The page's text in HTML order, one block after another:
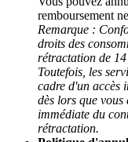
remboursement
Remarque :
droits des
rétractation de
Toutefois, les
cadre d'un accès
dès lors que vous
immédiate du
rétractation.